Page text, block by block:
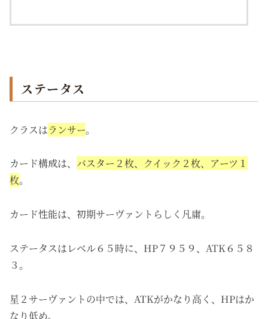
ステータス
クラスはランサー。
カード構成は、 バスター２枚、クイック２枚、アーツ１
枚。
カード性能は、初期サーヴァントらしく凡庸。
ステータスはレベル６５時に、HP７９５９、ATK６５８
３。
星２サーヴァントの中では、ATKがかなり高く、HPはか
なり低め。